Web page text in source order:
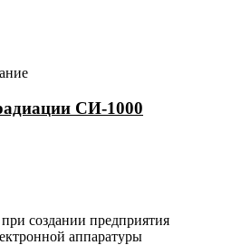
СИ-1000
создании предприятия
аппаратуры